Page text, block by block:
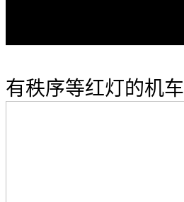
有秩序等红灯的机车